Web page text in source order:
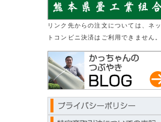
リンク先からの注文については、ネッ
トコンビニ決済はご利用できません。